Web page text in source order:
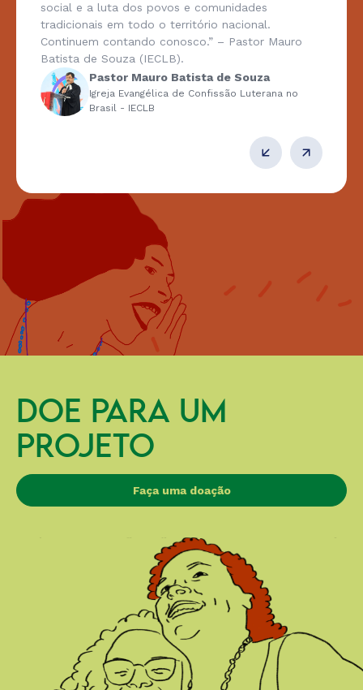
social e a luta dos povos e comunidades
tradicionais em todo o território nacional.
Continuem contando conosco.” – Pastor Mauro
Batista de Souza (IECLB).
Pastor Mauro Batista de Souza
Igreja Evangélica de Confissão Luterana no
Brasil - IECLB
DOE PARA UM
PROJETO
Faça uma doação